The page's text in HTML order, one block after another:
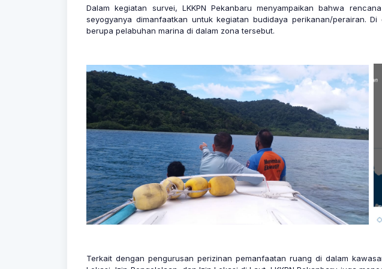
Dalam kegiatan survei, LKKPN Pekanbaru menyampaikan bahwa
seyogyanya dimanfaatkan untuk kegiatan budidaya perikanan/perairan.
berupa pelabuhan marina di dalam zona tersebut.
Terkait dengan pengurusan perizinan pemanfaatan ruang di dalam